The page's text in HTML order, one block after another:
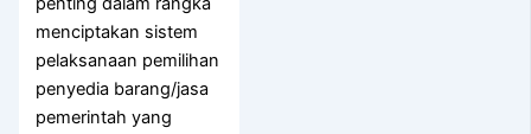
menciptakan sistem
pelaksanaan pemilihan
penyedia barang/jasa
pemerintah yang